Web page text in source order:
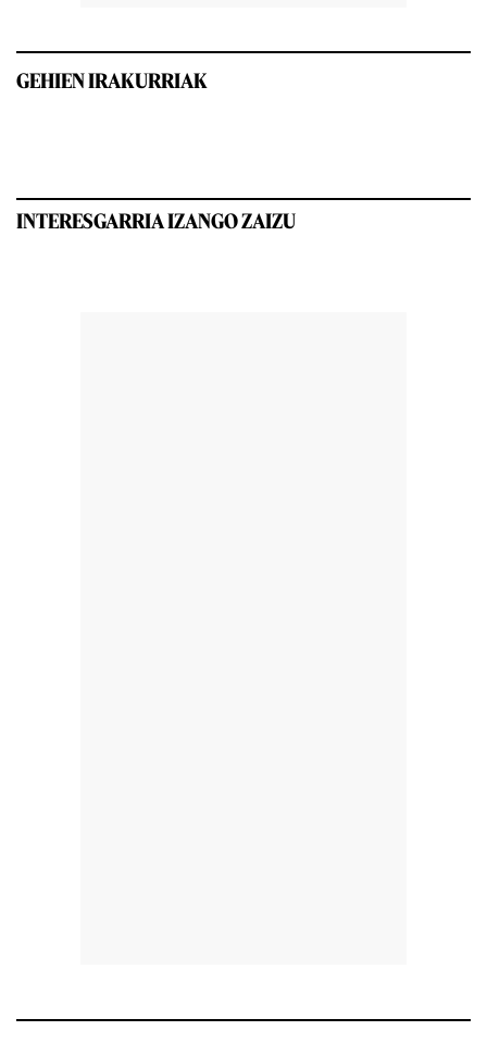
GEHIEN IRAKURRIAK
INTERESGARRIA IZANGO ZAIZU